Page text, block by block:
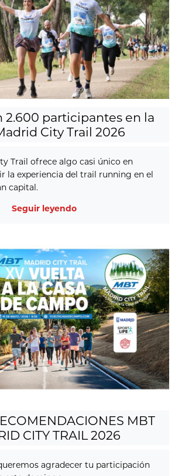
2.600 participantes en la
City Trail 2026
Trail ofrece algo casi único en
la experiencia del trail running en el
capital.
Seguir leyendo
MBT
CITY TRAIL 2026
agradecer tu participación